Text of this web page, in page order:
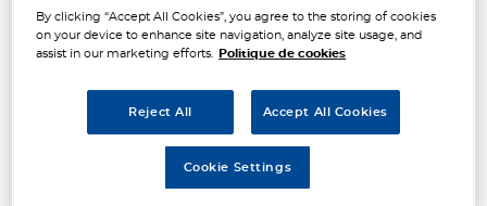
Téléphone
Voir plus
ALLIANCE AUTO INDUSTRIE
TOULOUSE 2
1 Rue Federico Garcia Lorca
By clicking “Accept All Cookies”, you agree to the storing of cookies
on your device to enhance site navigation, analyze site usage, and
assist in our marketing efforts.
Politique de cookies
Reject All Accept All Cookies
Cookie Settings